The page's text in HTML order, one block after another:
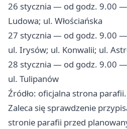
26 stycznia — od godz. 9.00 —
Ludowa; ul. Włościańska
27 stycznia — od godz. 9.00
ul. Irysów; ul. Konwalii; ul.
28 stycznia — od godz. 9.00
ul. Tulipanów
Źródło: oficjalna strona
Zaleca się sprawdzenie
stronie parafii przed